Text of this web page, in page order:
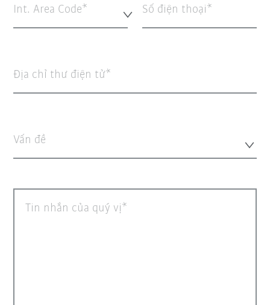
Int. Area Code* Số điện thoại
Địa chỉ thư điện tử
Vấn đề
Tin nhắn của quý vị